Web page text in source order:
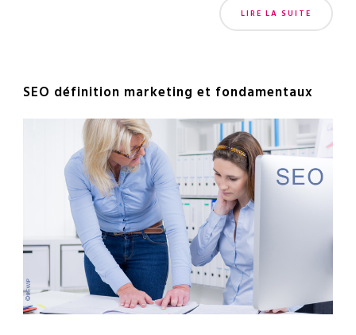
LIRE LA SUITE
SEO définition marketing et fondamentaux